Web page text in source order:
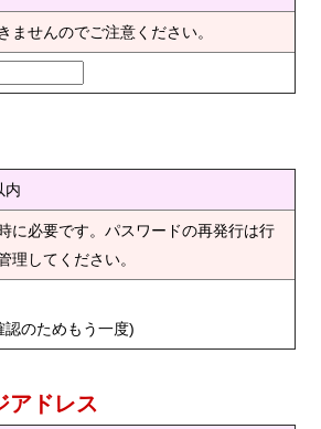
せんのでご注意ください。
内
に必要です。パスワードの再発行は行
理してください。
認のためもう一度)
アドレス